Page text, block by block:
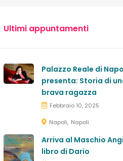
Ultimi appuntamenti
Palazzo Reale di
presenta: Storia di
brava ragazza
Febbraio 10, 2025
Napoli Napoli
Arriva al Maschio
libro di Dario